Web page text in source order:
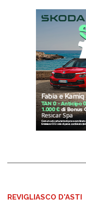
REVIGLIASCO D'ASTI